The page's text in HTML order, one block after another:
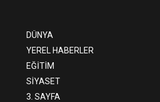
DÜNYA
YEREL HABERLER
EĞİTİM
SİYASET
3. SAYFA